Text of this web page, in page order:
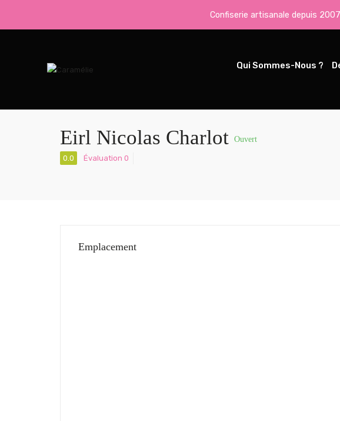
Confiserie artisanale depuis
Qui Sommes-Nous ?
Eirl Nicolas Charlot Ouvert
0.0 Évaluation 0
Emplacement